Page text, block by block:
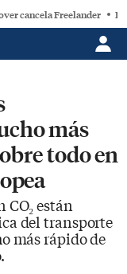
cancela Freelander
más
todo en
CO₂ están
del transporte
más rápido de